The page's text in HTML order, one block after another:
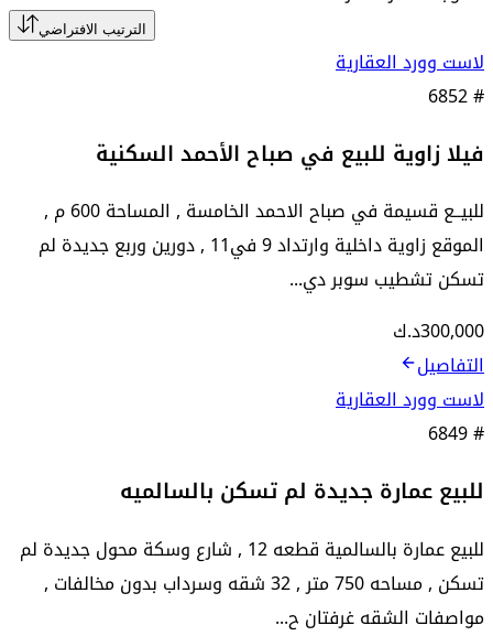
الترتيب الافتراضي
لاست وورد العقارية
6852#
فيلا زاوية للبيع في صباح الأحمد السكنية
للبيــع قسيمة في صباح الاحمد الخامسة , المساحة 600 م ,
الموقع زاوية داخلية وارتداد 9 في11 , دورين وربع جديدة لم
تسكن تشطيب سوبر دي...
300,000د.ك
التفاصيل
لاست وورد العقارية
6849#
للبيع عمارة جديدة لم تسكن بالسالميه
للبيع عمارة بالسالمية قطعه 12 , شارع وسكة محول جديدة لم
تسكن , مساحه 750 متر , 32 شقه وسرداب بدون مخالفات ,
مواصفات الشقه غرفتان ح...